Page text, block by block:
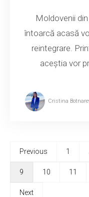
Moldovenii
întoarcă acasă
reintegrare.
aceștia vor
Cristina
Previous 1
9 10 11
Next